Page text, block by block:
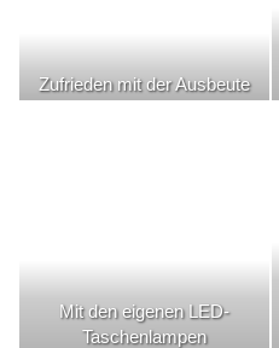
Zufrieden mit der Ausbeute
Mit den eigenen LED-
Taschenlampen